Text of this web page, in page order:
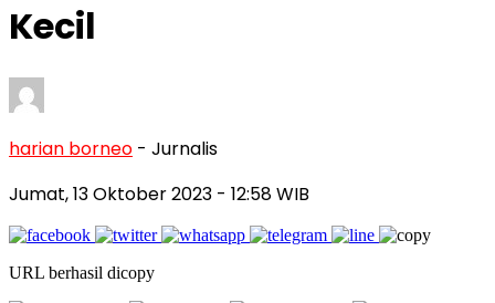
Kecil
harian borneo - Jurnalis
Jumat, 13 Oktober 2023 - 12:58 WIB
URL berhasil dicopy